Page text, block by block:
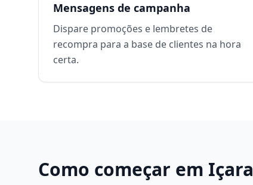
Mensagens de campanha
Dispare promoções e lembretes de
recompra para a base de clientes na hora
certa.
Como começar em Içara